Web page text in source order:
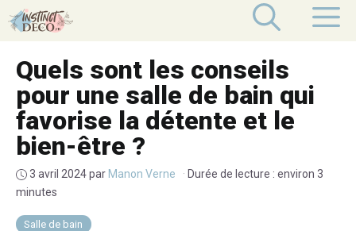
Aller
au
Salle de bain
Quels sont les conseils
pour une salle de bain qui
favorise la détente et le
bien-être ?
3 avril 2024par Manon Verne · Durée de lecture : environ 3
minutes